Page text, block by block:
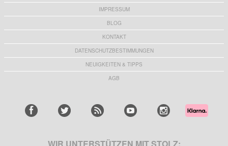
IMPRESSUM
BLOG
KONTAKT
DATENSCHUTZBESTIMMUNGEN
NEUIGKEITEN & TIPPS
AGB